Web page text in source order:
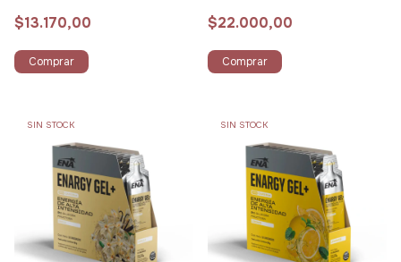
$13.170,00
Comprar
$22.000,00
Comprar
SIN STOCK SIN STOCK